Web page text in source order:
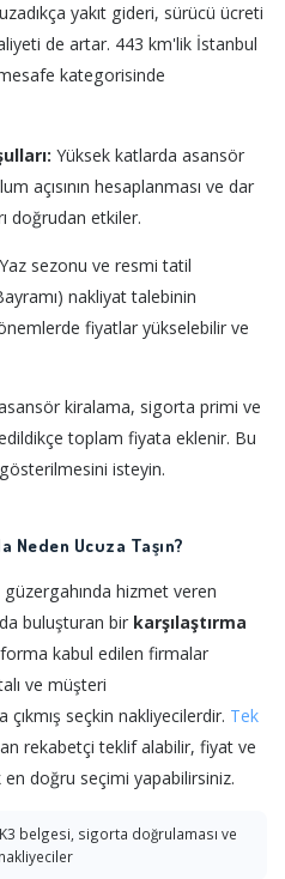
yakıt gideri, sürücü ücreti
de artar. 443 km'lik İstanbul
kategorisinde
Yüksek katlarda asansör
açısının hesaplanması ve dar
doğrudan etkiler.
Yaz sezonu ve resmi tatil
nakliyat talebinin
fiyatlar yükselebilir ve
kiralama, sigorta primi ve
toplam fiyata eklenir. Bu
isteyin.
Ucuza Taşın?
güzergahında hizmet veren
buluşturan bir karşılaştırma
kabul edilen firmalar
ve müşteri
seçkin nakliyecilerdir. Tek
rekabetçi teklif alabilir, fiyat ve
en doğru seçimi yapabilirsiniz.
belgesi, sigorta doğrulaması ve